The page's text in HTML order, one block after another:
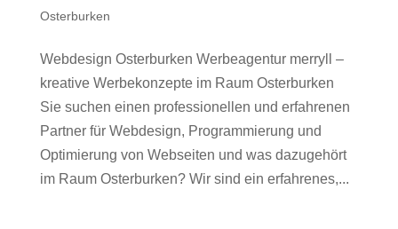
Osterburken
Webdesign Osterburken Werbeagentur merryll –
kreative Werbekonzepte im Raum Osterburken
Sie suchen einen professionellen und erfahrenen
Partner für Webdesign, Programmierung und
Optimierung von Webseiten und was dazugehört
im Raum Osterburken? Wir sind ein erfahrenes,...